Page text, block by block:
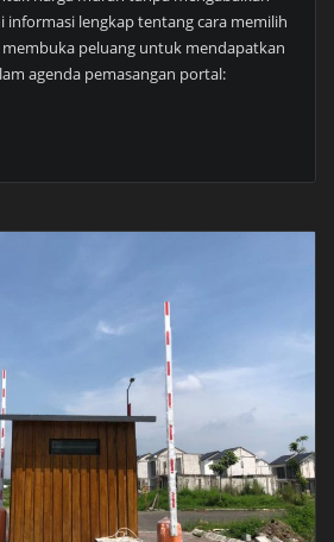
informasi lengkap tentang cara memilih
peluang untuk mendapatkan
agenda pemasangan portal: